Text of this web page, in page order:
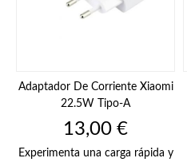
Adaptador De Corriente Xiaomi
22.5W Tipo-A
Precio
13,00 €
Experimenta una carga rápida y